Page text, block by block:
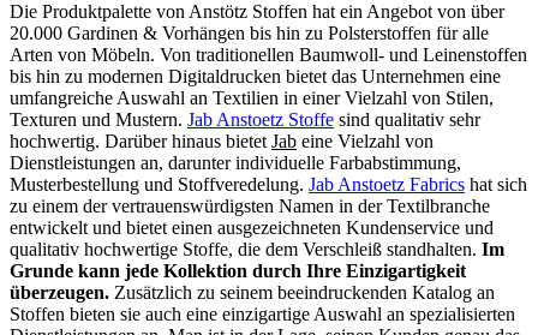
Die Produktpalette von Anstötz Stoffen hat ein Angebot von über
20.000 Gardinen & Vorhängen bis hin zu Polsterstoffen für alle
Arten von Möbeln. Von traditionellen Baumwoll- und Leinenstoffen
bis hin zu modernen Digitaldrucken bietet das Unternehmen eine
umfangreiche Auswahl an Textilien in einer Vielzahl von Stilen,
Texturen und Mustern. Jab Anstoetz Stoffe sind qualitativ sehr
hochwertig. Darüber hinaus bietet Jab eine Vielzahl von
Dienstleistungen an, darunter individuelle Farbabstimmung,
Musterbestellung und Stoffveredelung. Jab Anstoetz Fabrics hat sich
zu einem der vertrauenswürdigsten Namen in der Textilbranche
entwickelt und bietet einen ausgezeichneten Kundenservice und
qualitativ hochwertige Stoffe, die dem Verschleiß standhalten. Im
Grunde kann jede Kollektion durch Ihre Einzigartigkeit
überzeugen. Zusätzlich zu seinem beeindruckenden Katalog an
Stoffen bieten sie auch eine einzigartige Auswahl an spezialisierten